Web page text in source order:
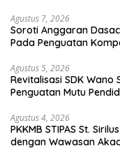
Agustus 7, 2026
Soroti Anggaran
Pada Penguatan
Agustus 5, 2026
Revitalisasi SDK Wano
Penguatan Mutu
Agustus 4, 2026
PKKMB STIPAS St.
dengan Wawasan